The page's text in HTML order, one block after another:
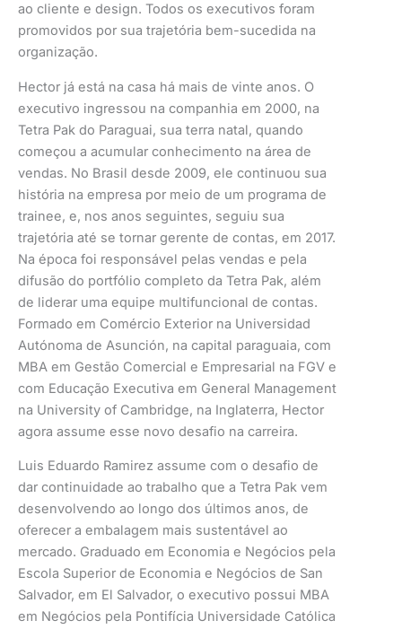
ao cliente e design. Todos os executivos foram
promovidos por sua trajetória bem-sucedida na
organização.
Hector já está na casa há mais de vinte anos. O
executivo ingressou na companhia em 2000, na
Tetra Pak do Paraguai, sua terra natal, quando
começou a acumular conhecimento na área de
vendas. No Brasil desde 2009, ele continuou sua
história na empresa por meio de um programa de
trainee, e, nos anos seguintes, seguiu sua
trajetória até se tornar gerente de contas, em 2017.
Na época foi responsável pelas vendas e pela
difusão do portfólio completo da Tetra Pak, além
de liderar uma equipe multifuncional de contas.
Formado em Comércio Exterior na Universidad
Autónoma de Asunción, na capital paraguaia, com
MBA em Gestão Comercial e Empresarial na FGV e
com Educação Executiva em General Management
na University of Cambridge, na Inglaterra, Hector
agora assume esse novo desafio na carreira.
Luis Eduardo Ramirez assume com o desafio de
dar continuidade ao trabalho que a Tetra Pak vem
desenvolvendo ao longo dos últimos anos, de
oferecer a embalagem mais sustentável ao
mercado. Graduado em Economia e Negócios pela
Escola Superior de Economia e Negócios de San
Salvador, em El Salvador, o executivo possui MBA
em Negócios pela Pontifícia Universidade Católica